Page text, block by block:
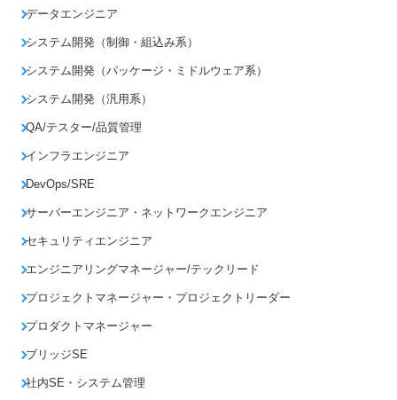
データエンジニア
システム開発（制御・組込み系）
システム開発（パッケージ・ミドルウェア系）
システム開発（汎用系）
QA/テスター/品質管理
インフラエンジニア
DevOps/SRE
サーバーエンジニア・ネットワークエンジニア
セキュリティエンジニア
エンジニアリングマネージャー/テックリード
プロジェクトマネージャー・プロジェクトリーダー
プロダクトマネージャー
ブリッジSE
社内SE・システム管理